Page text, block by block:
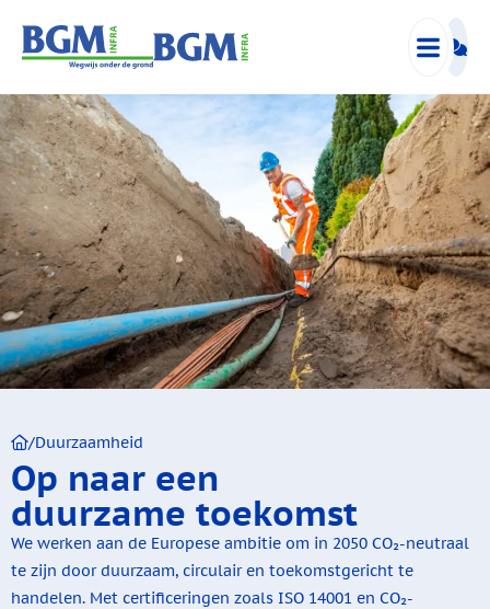
/Duurzaamheid
Op naar een
duurzame toekomst
We werken aan de Europese ambitie om in 2050 CO₂-neutraal
te zijn door duurzaam, circulair en toekomstgericht te
handelen. Met certificeringen zoals ISO 14001 en CO₂-